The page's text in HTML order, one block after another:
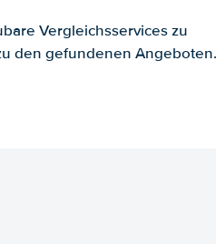
Vergleichsservices zu
den gefundenen Angeboten.